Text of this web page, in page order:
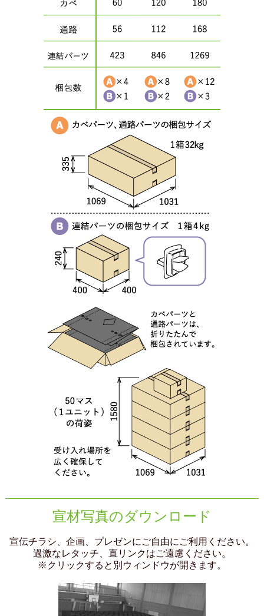
宣材写真のダウンロード
宣伝チラシ、企画、プレゼンにご自由にご利用ください。
過激なレタッチ、直リンクはご遠慮ください。
※クリックすると別ウィンドウが開きます。